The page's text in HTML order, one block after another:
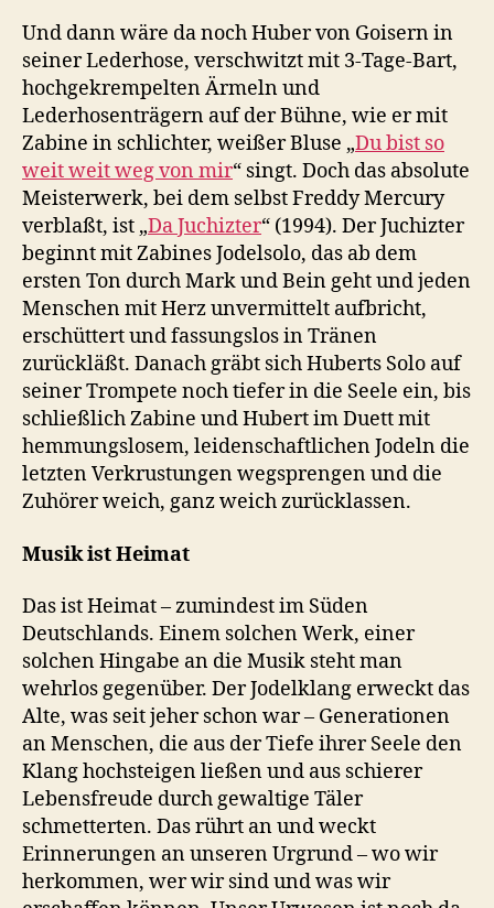
Und dann wäre da noch Huber von Goisern in
seiner Lederhose, verschwitzt mit 3-Tage-Bart,
hochgekrempelten Ärmeln und
Lederhosenträgern auf der Bühne, wie er mit
Zabine in schlichter, weißer Bluse „Du bist so
weit weit weg von mir“ singt. Doch das absolute
Meisterwerk, bei dem selbst Freddy Mercury
verblaßt, ist „Da Juchizter“ (1994). Der Juchizter
beginnt mit Zabines Jodelsolo, das ab dem
ersten Ton durch Mark und Bein geht und jeden
Menschen mit Herz unvermittelt aufbricht,
erschüttert und fassungslos in Tränen
zurückläßt. Danach gräbt sich Huberts Solo auf
seiner Trompete noch tiefer in die Seele ein, bis
schließlich Zabine und Hubert im Duett mit
hemmungslosem, leidenschaftlichen Jodeln die
letzten Verkrustungen wegsprengen und die
Zuhörer weich, ganz weich zurücklassen.
Musik ist Heimat
Das ist Heimat – zumindest im Süden
Deutschlands. Einem solchen Werk, einer
solchen Hingabe an die Musik steht man
wehrlos gegenüber. Der Jodelklang erweckt das
Alte, was seit jeher schon war – Generationen
an Menschen, die aus der Tiefe ihrer Seele den
Klang hochsteigen ließen und aus schierer
Lebensfreude durch gewaltige Täler
schmetterten. Das rührt an und weckt
Erinnerungen an unseren Urgrund – wo wir
herkommen, wer wir sind und was wir